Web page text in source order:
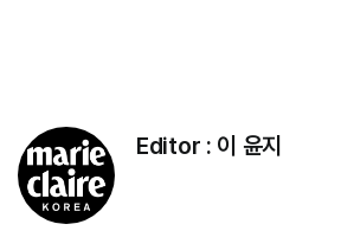
Editor : 이 윤지